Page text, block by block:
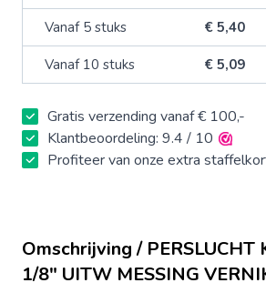
Vanaf 5 stuks € 5,40
Vanaf 10 stuks € 5,09
Gratis verzending vanaf € 100,-
Klantbeoordeling: 9.4 / 10
Profiteer van onze extra
Omschrijving / PERSLUCHT
1/8" UITW MESSING